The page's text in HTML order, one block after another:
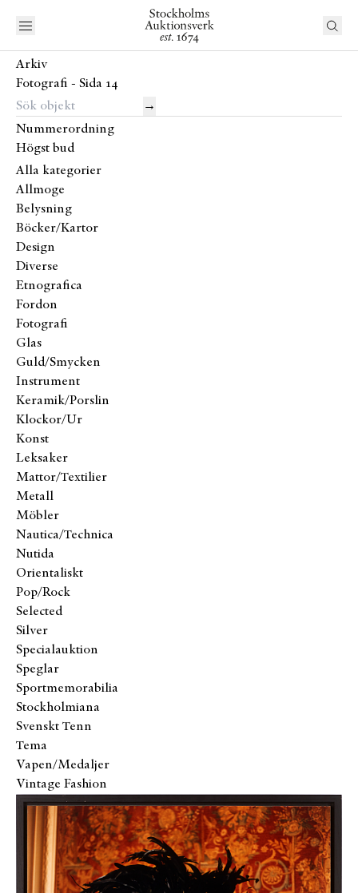
Arkiv
Fotografi - Sida 14
→
Nummerordning
Högst bud
Alla kategorier
Allmoge
Belysning
Böcker/Kartor
Design
Diverse
Etnografica
Fordon
Fotografi
Glas
Guld/Smycken
Instrument
Keramik/Porslin
Klockor/Ur
Konst
Leksaker
Mattor/Textilier
Metall
Möbler
Nautica/Technica
Nutida
Orientaliskt
Pop/Rock
Selected
Silver
Specialauktion
Speglar
Sportmemorabilia
Stockholmiana
Svenskt Tenn
Tema
Vapen/Medaljer
Vintage Fashion